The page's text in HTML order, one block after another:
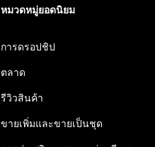
หมวดหมู่ยอดนิยม
การดรอปชิป
ตลาด
รีวิวสินค้า
ขายเพิ่มและขายเป็นชุด